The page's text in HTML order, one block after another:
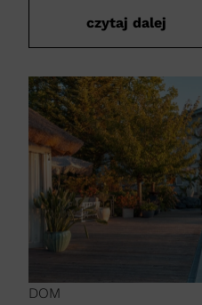
czytaj dalej
DOM